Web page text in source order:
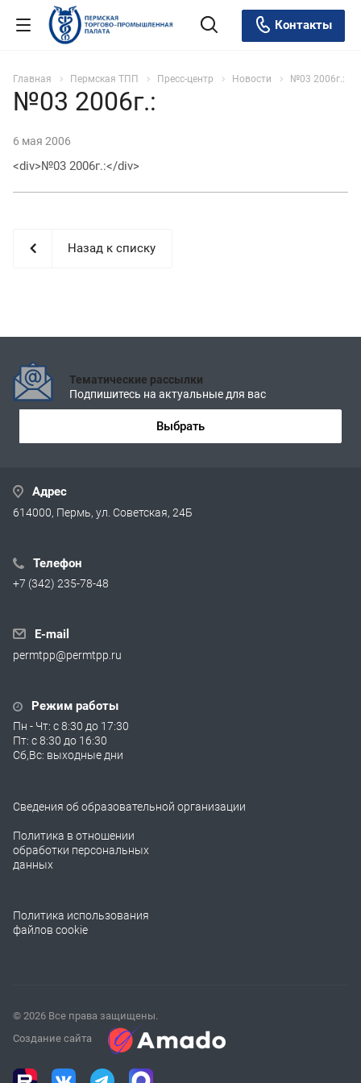
Контакты
Главная Пермская ТПП Пресс-центр Новости №03 2006г.:
№03 2006г.:
6 мая 2006
<div>№03 2006г.:</div>
Назад к списку
Тематические рассылки
Подпишитесь на актуальные для вас
Выбрать
Адрес
614000, Пермь, ул. Советская, 24Б
Телефон
+7 (342) 235-78-48
E-mail
permtpp@permtpp.ru
Режим работы
Пн - Чт: с 8:30 до 17:30
Пт: с 8:30 до 16:30
Сб,Вс: выходные дни
Сведения об образовательной организации
Политика в отношении
обработки персональных
данных
Политика использования
файлов cookie
© 2026 Все права защищены.
Создание сайта